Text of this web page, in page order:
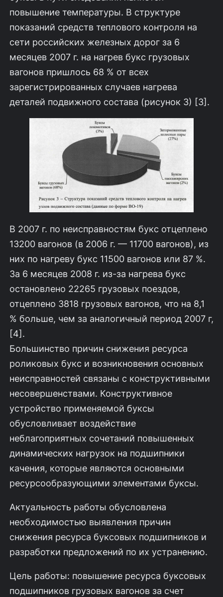
повышение температуры. В структуре
показаний средств теплового контроля на
сети российских железных дорог за 6
месяцев 2007 г. на нагрев букс грузовых
вагонов пришлось 68 % от всех
зарегистрированных случаев нагрева
деталей подвижного состава (рисунок 3) [3].
В 2007 г. по неисправностям букс отцеплено
13200 вагонов (в 2006 г. — 11700 вагонов), из
них по нагреву букс 11500 вагонов или 87 %.
За 6 месяцев 2008 г. из-за нагрева букс
остановлено 22265 грузовых поездов,
отцеплено 3818 грузовых вагонов, что на 8,1
% больше, чем за аналогичный период 2007 г,
[4].
Большинство причин снижения ресурса
роликовых букс и возникновения основных
неисправностей связаны с конструктивными
несовершенствами. Конструктивное
устройство применяемой буксы
обусловливает воздействие
неблагоприятных сочетаний повышенных
динамических нагрузок на подшипники
качения, которые являются основными
ресурсообразующими элементами буксы.
Актуальность работы обусловлена
необходимостью выявления причин
снижения ресурса буксовых подшипников и
разработки предложений по их устранению.
Цель работы: повышение ресурса буксовых
подшипников грузовых вагонов за счет